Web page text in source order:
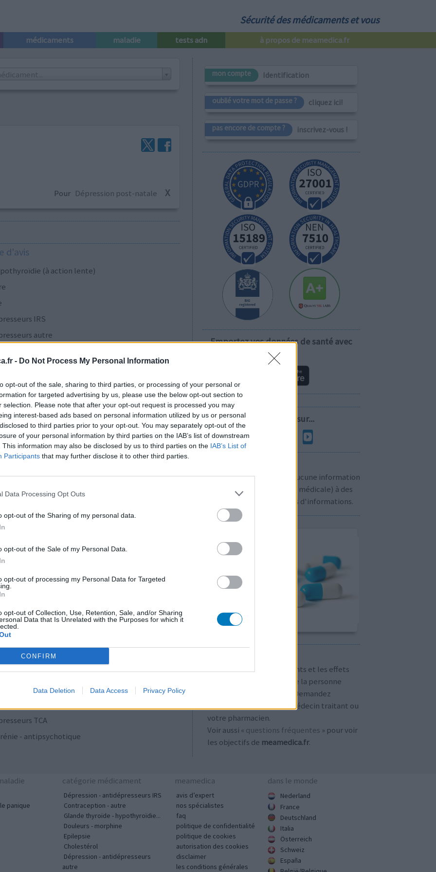
- Do Not Process My Personal Information
opt-out of the sale, sharing to third parties, or processing of your personal or
for targeted advertising by us, please use the below opt-out section to
selection. Please note that after your opt-out request is processed you may
interest-based ads based on personal information utilized by us or personal
to third parties prior to your opt-out. You may separately opt-out of the
of your personal information by third parties on the IAB’s list of downstream
This information may also be disclosed by us to third parties on the IAB’s List of
Participants that may further disclose it to other third parties.
Data Processing Opt Outs
opt-out of the Sharing of my personal data.
opt-out of the Sale of my Personal Data.
opt-out of processing my Personal Data for Targeted
opt-out of Collection, Use, Retention, Sale, and/or Sharing
Data that Is Unrelated with the Purposes for which it
CONFIRM
Data Deletion Data Access Privacy Policy
Sécurité des médicaments et vous
médicaments maladie tests adn à propos de meamedica.fr
Pour Dépression post-natale X
d'avis
(à action lente)
IRS
autre
IRS
à large spectre
IRS
autre
antihormones
IRS
IRS
oraux
bloquant
bloquant
- antipsychotique
oraux
TCA
- antipsychotique
mon compte Identification
oublié votre mot de passe ? cliquez ici!
pas encore de compte ? inscrivez-vous !
Emportez vos données de santé avec
vous!
Suivez-nous sur...
Nous ne communiquons aucune information
personnelle (prescription médicale) à des
pour plus d'informations.
Les avis sur les médicaments et les effets
secondaires dépendent de la personne
utilisant le médicament. Demandez
toujours conseil à votre médecin traitant ou
votre pharmacien.
Voir aussi « questions fréquentes » pour voir
les objectifs de meamedica.fr.
panique
catégorie médicament
Dépression - antidépresseurs IRS
Contraception - autre
Glande thyroïde - hypothyroïdie...
Douleurs - morphine
Epilepsie
Cholestérol
Dépression - antidépresseurs
autre
meamedica
avis d’expert
nos spécialistes
faq
politique de confidentialité
politique de cookies
autorisation des cookies
disclaimer
les conditions générales
dans le monde
Nederland
France
Deutschland
Italia
Österreich
Schweiz
España